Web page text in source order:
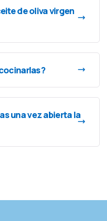
de oliva virgen
una vez abierta la